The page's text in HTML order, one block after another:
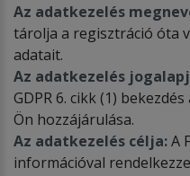
Az adatkezelés
tárolja a regisztráció óta
adatait.
Az adatkezelés
GDPR 6. cikk (1)
Ön hozzájárulása.
Az adatkezelés célja:A
információval